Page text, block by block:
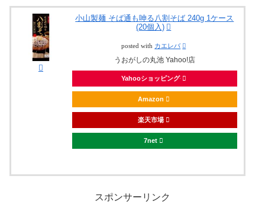
小山製麺 そば通も呻る八割そば 240g 1ケース
(20個入)
posted with カエレバ
うおがしの丸池 Yahoo!店
Yahooショッピング
Amazon
楽天市場
7net
スポンサーリンク